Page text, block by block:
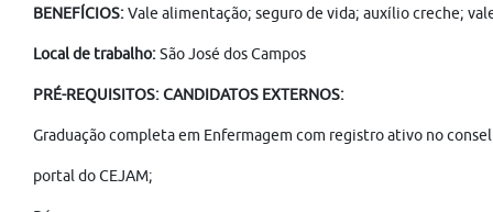
BENEFÍCIOS:Vale alimentação; seguro de vida; auxílio creche;
Local de trabalho:São José dos Campos
PRÉ-REQUISITOS: CANDIDATOS EXTERNOS:
Graduação completa em Enfermagem com registro ativo no
portal do CEJAM;